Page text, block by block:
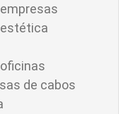
de cabos